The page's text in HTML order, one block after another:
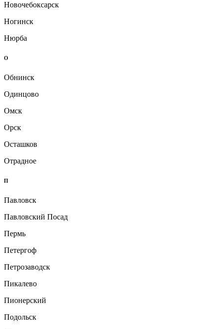
Новочебоксарск
Ногинск
Нюрба
О
Обнинск
Одинцово
Омск
Орск
Осташков
Отрадное
П
Павловск
Павловский Посад
Пермь
Петергоф
Петрозаводск
Пикалево
Пионерский
Подольск